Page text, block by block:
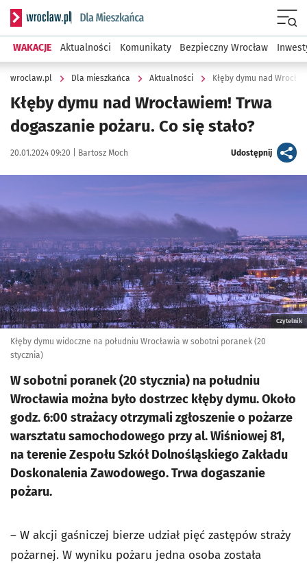
Serwis informacyjny wroclaw.pl podserwis: Dla mieszkańca
WAKACJE Aktualności Komunikaty Bezpieczny Wrocław
wroclaw.pl Dla mieszkańca Aktualności Kłęby dymu nad
Kłęby dymu nad Wrocławiem! Trwa
dogaszanie pożaru. Co się stało?
Data publikacji:
20.01.2024 09:20 | Autor:
Bartosz Moch Udostępnijartykuł
Czytelnik
Kłęby dymu widoczne na południu Wrocławia w sobotni poranek (20
stycznia)
W sobotni poranek (20 stycznia) na południu
Wrocławia można było dostrzec kłęby dymu. Około
godz. 6:00 strażacy otrzymali zgłoszenie o pożarze
warsztatu samochodowego przy al. Wiśniowej 81,
na terenie Zespołu Szkół Dolnośląskiego Zakładu
Doskonalenia Zawodowego. Trwa dogaszanie
pożaru.
– W akcji gaśniczej bierze udział pięć zastępów straży
pożarnej. W wyniku pożaru jedna osoba została